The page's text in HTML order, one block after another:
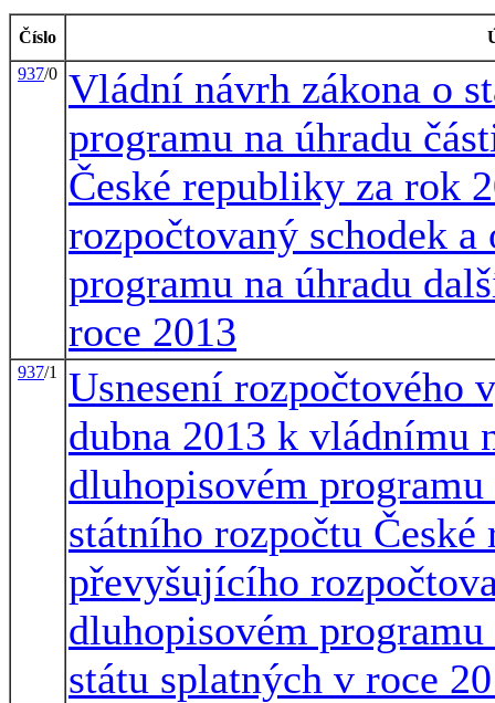
Číslo
937/0 Vládní návrh zákona o
programu na úhradu
České republiky za rok
rozpočtovaný schodek
programu na úhradu
roce 2013
937/1
Usnesení rozpočtového
dubna 2013 k vládnímu
dluhopisovém
státního rozpočtu
převyšujícího
dluhopisovém
státu splatných v roce